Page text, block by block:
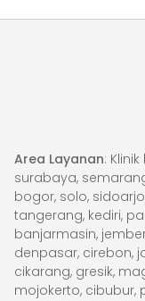
Area Layanan:
surabaya,
bogor, solo,
tangerang, kediri,
banjarmasin,
denpasar, cirebon,
cikarang, gresik,
mojokerto, cibubur,